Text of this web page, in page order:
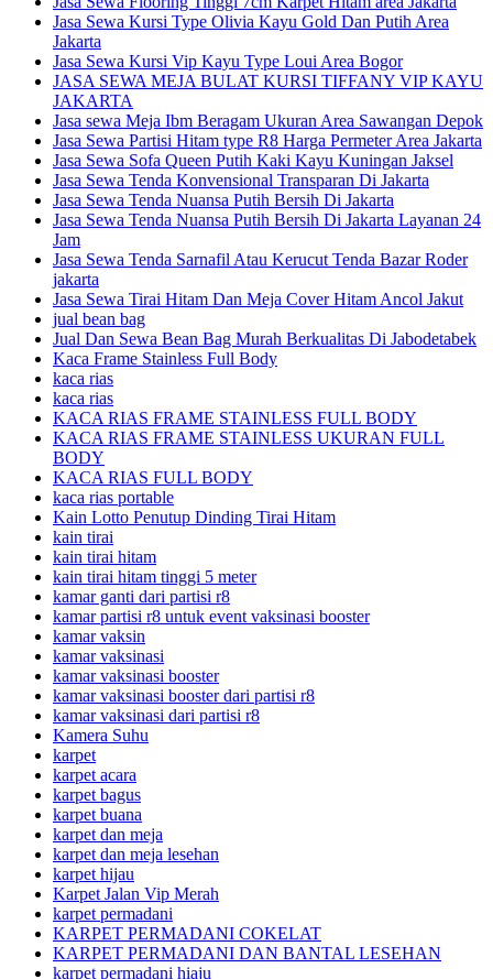
Jasa Sewa Kursi Type Olivia Kayu Gold Dan Putih Area
Jakarta
Jasa Sewa Kursi Vip Kayu Type Loui Area Bogor
JASA SEWA MEJA BULAT KURSI TIFFANY VIP KAYU
JAKARTA
Jasa sewa Meja Ibm Beragam Ukuran Area Sawangan Depok
Jasa Sewa Partisi Hitam type R8 Harga Permeter Area Jakarta
Jasa Sewa Sofa Queen Putih Kaki Kayu Kuningan Jaksel
Jasa Sewa Tenda Konvensional Transparan Di Jakarta
Jasa Sewa Tenda Nuansa Putih Bersih Di Jakarta
Jasa Sewa Tenda Nuansa Putih Bersih Di Jakarta Layanan 24
Jam
Jasa Sewa Tenda Sarnafil Atau Kerucut Tenda Bazar Roder
jakarta
Jasa Sewa Tirai Hitam Dan Meja Cover Hitam Ancol Jakut
jual bean bag
Jual Dan Sewa Bean Bag Murah Berkualitas Di Jabodetabek
Kaca Frame Stainless Full Body
kaca rias
kaca rias
KACA RIAS FRAME STAINLESS FULL BODY
KACA RIAS FRAME STAINLESS UKURAN FULL
BODY
KACA RIAS FULL BODY
kaca rias portable
Kain Lotto Penutup Dinding Tirai Hitam
kain tirai
kain tirai hitam
kain tirai hitam tinggi 5 meter
kamar ganti dari partisi r8
kamar partisi r8 untuk event vaksinasi booster
kamar vaksin
kamar vaksinasi
kamar vaksinasi booster
kamar vaksinasi booster dari partisi r8
kamar vaksinasi dari partisi r8
Kamera Suhu
karpet
karpet acara
karpet bagus
karpet buana
karpet dan meja
karpet dan meja lesehan
karpet hijau
Karpet Jalan Vip Merah
karpet permadani
KARPET PERMADANI COKELAT
KARPET PERMADANI DAN BANTAL LESEHAN
karpet permadani hiaju